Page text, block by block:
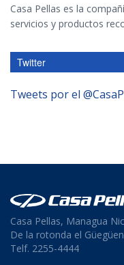
Casa Pellas es la
servicios y productos
Twitter
Tweets por el
Casa Pellas, Managua
De la rotonda el
Telf. 2255-4444